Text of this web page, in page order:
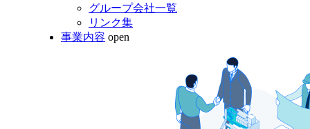
グループ会社一覧
リンク集
事業内容 open